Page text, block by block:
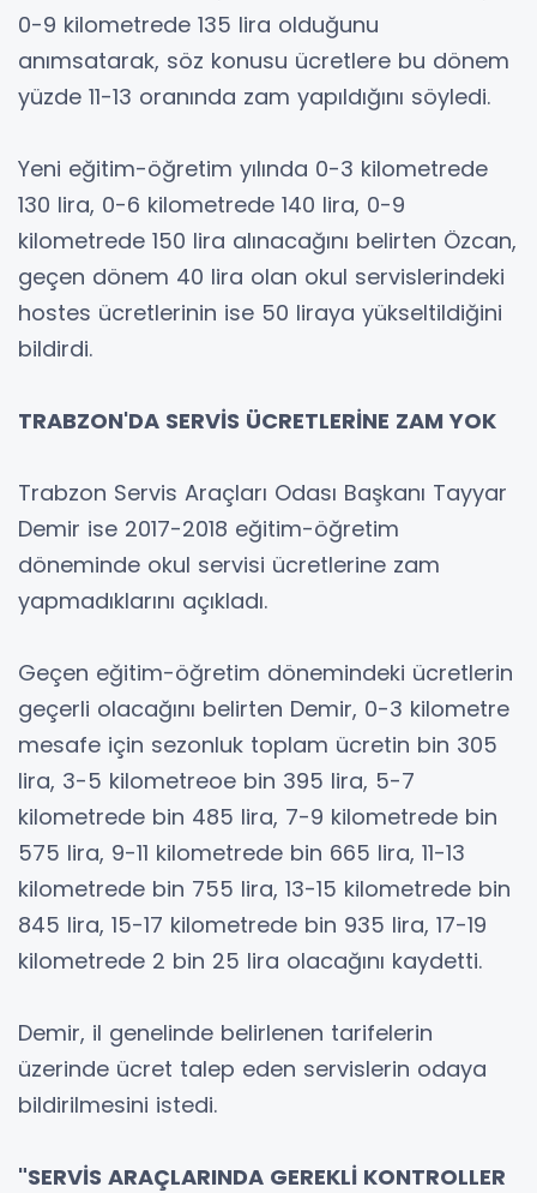
0-9 kilometrede 135 lira olduğunu
anımsatarak, söz konusu ücretlere bu dönem
yüzde 11-13 oranında zam yapıldığını söyledi.
Yeni eğitim-öğretim yılında 0-3 kilometrede
130 lira, 0-6 kilometrede 140 lira, 0-9
kilometrede 150 lira alınacağını belirten Özcan,
geçen dönem 40 lira olan okul servislerindeki
hostes ücretlerinin ise 50 liraya yükseltildiğini
bildirdi.
TRABZON'DA SERVİS ÜCRETLERİNE ZAM YOK
Trabzon Servis Araçları Odası Başkanı Tayyar
Demir ise 2017-2018 eğitim-öğretim
döneminde okul servisi ücretlerine zam
yapmadıklarını açıkladı.
Geçen eğitim-öğretim dönemindeki ücretlerin
geçerli olacağını belirten Demir, 0-3 kilometre
mesafe için sezonluk toplam ücretin bin 305
lira, 3-5 kilometreoe bin 395 lira, 5-7
kilometrede bin 485 lira, 7-9 kilometrede bin
575 lira, 9-11 kilometrede bin 665 lira, 11-13
kilometrede bin 755 lira, 13-15 kilometrede bin
845 lira, 15-17 kilometrede bin 935 lira, 17-19
kilometrede 2 bin 25 lira olacağını kaydetti.
Demir, il genelinde belirlenen tarifelerin
üzerinde ücret talep eden servislerin odaya
bildirilmesini istedi.
"SERVİS ARAÇLARINDA GEREKLİ KONTROLLER